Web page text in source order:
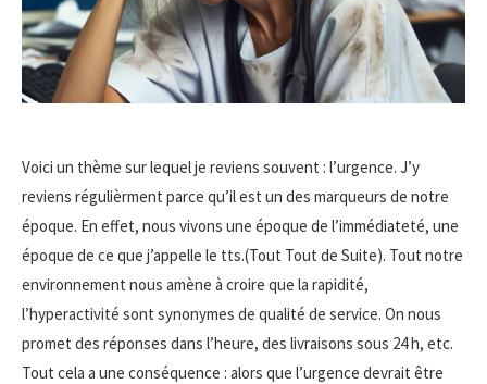
Voici un thème sur lequel je reviens souvent : l’urgence. J’y
reviens régulièrment parce qu’il est un des marqueurs de notre
époque. En effet, nous vivons une époque de l’immédiateté, une
époque de ce que j’appelle le tts.(Tout Tout de Suite). Tout notre
environnement nous amène à croire que la rapidité,
l’hyperactivité sont synonymes de qualité de service. On nous
promet des réponses dans l’heure, des livraisons sous 24 h, etc.
Tout cela a une conséquence : alors que l’urgence devrait être